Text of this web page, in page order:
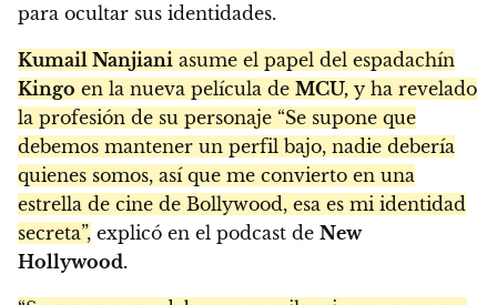
para ocultar sus identidades.
Kumail Nanjiani asume el papel del espadachín
Kingo en la nueva película de MCU, y ha revelado
la profesión de su personaje “Se supone que
debemos mantener un perfil bajo, nadie debería
quienes somos, así que me convierto en una
estrella de cine de Bollywood, esa es mi identidad
secreta”, explicó en el podcast de New
Hollywood.